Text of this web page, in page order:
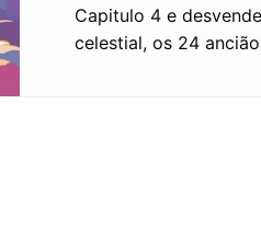
Capitulo 4 e
celestial, os 24